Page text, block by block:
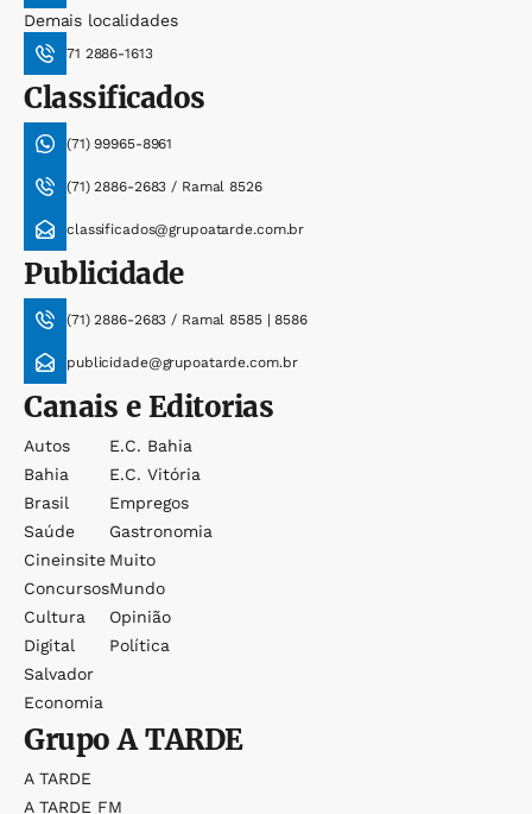
Demais localidades
71 2886-1613
Classificados
(71) 99965-8961
(71) 2886-2683 / Ramal 8526
classificados@grupoatarde.com.br
Publicidade
(71) 2886-2683 / Ramal 8585 | 8586
publicidade@grupoatarde.com.br
Canais e Editorias
Autos
Bahia
Brasil
Saúde
Cineinsite
Concursos
Cultura
Digital
Salvador
Economia
E.c. Bahia
E.c. Vitória
Empregos
Gastronomia
Muito
Mundo
Opinião
Política
GrupoA TARDE
A TARDE
A TARDE FM